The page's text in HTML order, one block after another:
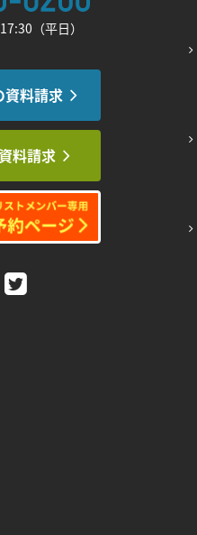
（平日）
資料請求
料請求